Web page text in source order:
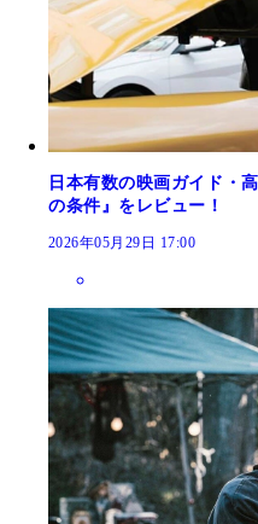
日本有数の映画ガイド・
の条件』をレビュー！
2026年05月29日 17:00